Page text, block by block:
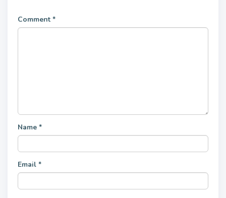
Comment *
Name *
Email *